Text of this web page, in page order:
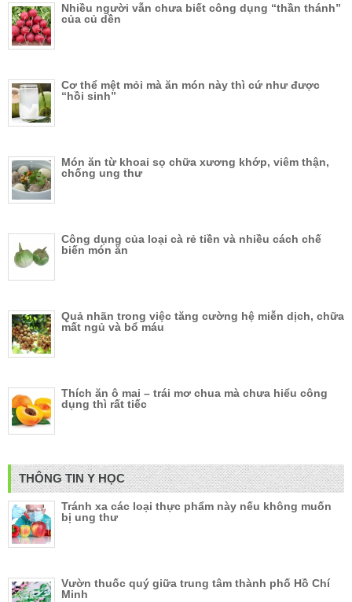
Nhiều người vẫn chưa biết công dụng “thần thánh”
của củ dền
Cơ thể mệt mỏi mà ăn món này thì cứ như được
“hồi sinh”
Món ăn từ khoai sọ chữa xương khớp, viêm thận,
chống ung thư
Công dụng của loại cà rẻ tiền và nhiều cách chế
biến món ăn
Quả nhãn trong việc tăng cường hệ miễn dịch, chữa
mất ngủ và bổ máu
Thích ăn ô mai – trái mơ chua mà chưa hiểu công
dụng thì rất tiếc
THÔNG TIN Y HỌC
Tránh xa các loại thực phẩm này nếu không muốn
bị ung thư
Vườn thuốc quý giữa trung tâm thành phố Hồ Chí
Minh